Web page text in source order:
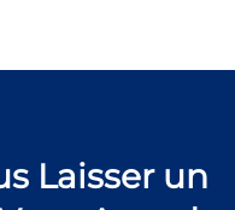
Laisser un